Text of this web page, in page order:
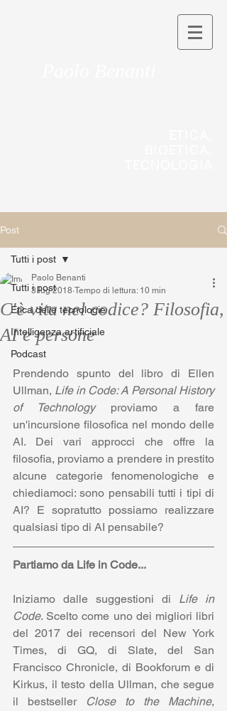
Post
Tutti i post
Etica delle tecnologie
Intelligenza artificiale
Podcast
Tutti i post
C'è vita nel codice? Filosofia,
AI e persone
Paolo Benanti
3 lug 2018 Tempo di lettura: 10 min
Prendendo spunto del libro di Ellen
Ullman, Life in Code: A Personal History
of Technology proviamo a fare
un'incursione filosofica nel mondo delle
AI. Dei vari approcci che offre la
filosofia, proviamo a prendere in prestito
alcune categorie fenomenologiche e
chiediamoci: sono pensabili tutti i tipi di
AI? E sopratutto possiamo realizzare
qualsiasi tipo di AI pensabile?
Partiamo da Life in Code...
Iniziamo dalle suggestioni di Life in
Code. Scelto come uno dei migliori libri
del 2017 dei recensori del New York
Times, di GQ, di Slate, del San
Francisco Chronicle, di Bookforum e di
Kirkus, il testo della Ullman, che segue
il bestseller
Close to the Machine,